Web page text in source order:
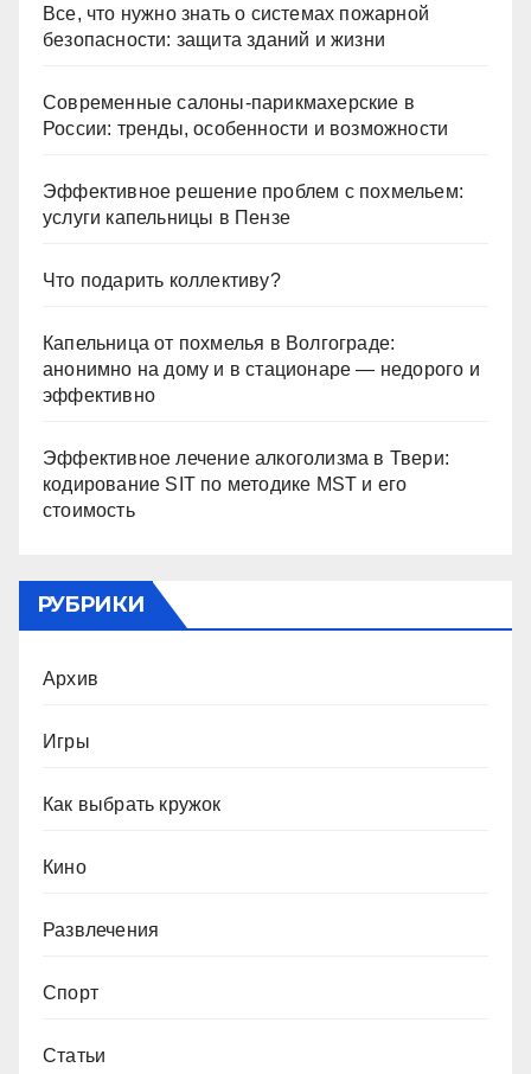
Все, что нужно знать о системах пожарной
безопасности: защита зданий и жизни
Современные салоны-парикмахерские в
России: тренды, особенности и возможности
Эффективное решение проблем с похмельем:
услуги капельницы в Пензе
Что подарить коллективу?
Капельница от похмелья в Волгограде:
анонимно на дому и в стационаре — недорого и
эффективно
Эффективное лечение алкоголизма в Твери:
кодирование SIT по методике MST и его
стоимость
РУБРИКИ
Архив
Игры
Как выбрать кружок
Кино
Развлечения
Спорт
Статьи